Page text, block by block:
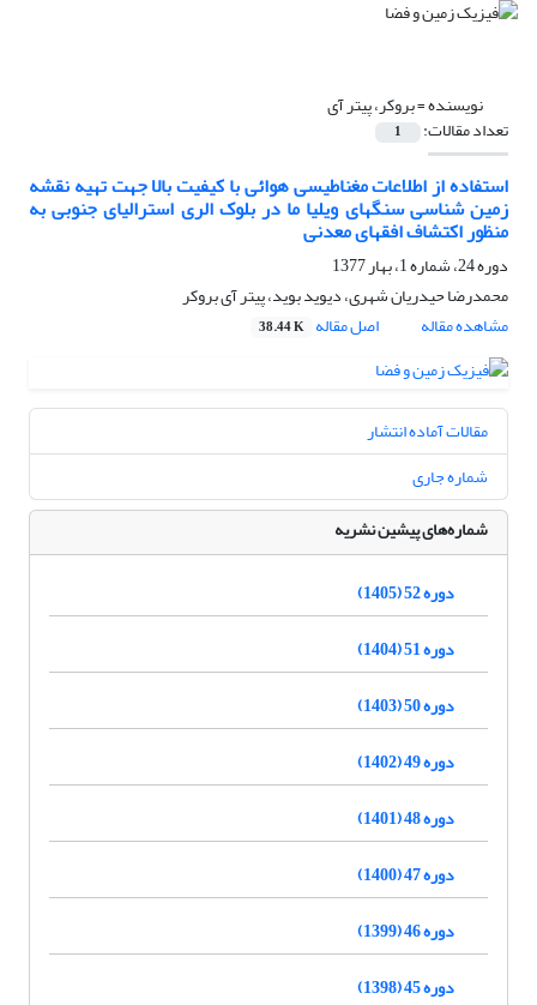
نویسنده =بروکر، پیتر آی
تعداد مقالات: 1
استفاده از اطلاعات مغناطیسی هوائی با کیفیت بالا جهت تهیه نقشه
زمین شناسی سنگهای ویلیا ما در بلوک الری استرالیای جنوبی به
منظور اکتشاف افقهای معدنی
دوره 24، شماره 1، بهار 1377
محمدرضا حیدریان شهری، دیوید بوید، پیتر آی بروکر
مشاهده مقاله
اصل مقاله 38.44 K
مقالات آماده انتشار
شماره جاری
شماره‌های پیشین نشریه
دوره 52 (1405)
دوره 51 (1404)
دوره 50 (1403)
دوره 49 (1402)
دوره 48 (1401)
دوره 47 (1400)
دوره 46 (1399)
دوره 45 (1398)